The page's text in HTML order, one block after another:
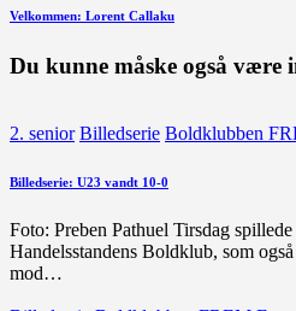
Næste
Velkommen: Lorent Callaku
Du kunne måske også være
2. senior Billedserie Boldklubben
Billedserie: U23 vandt 10-0
Foto: Preben Pathuel Tirsdag
Handelsstandens Boldklub, som
mod…